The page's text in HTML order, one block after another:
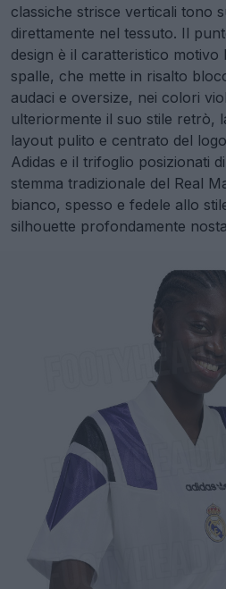
classiche strisce verticali tono
direttamente nel tessuto. Il
design è il caratteristico motivo
spalle, che mette in risalto
audaci e oversize, nei colori
ulteriormente il suo stile retrò,
layout pulito e centrato del
Adidas e il trifoglio posizionati
stemma tradizionale del Real
bianco, spesso e fedele allo
silhouette profondamente